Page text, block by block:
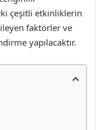
çeşitli etkinliklerin
faktörler ve
yapılacaktır.